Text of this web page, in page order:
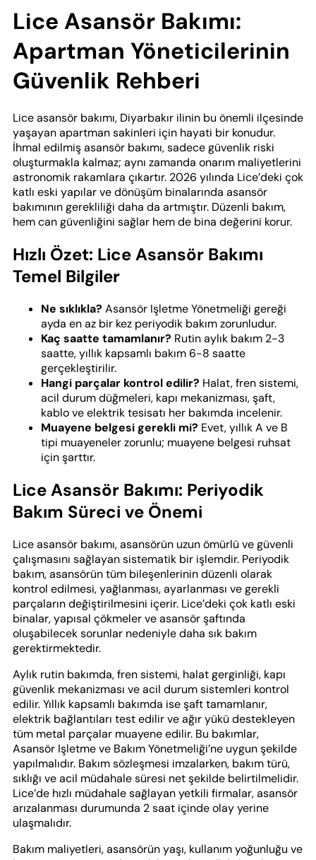
Lice Asansör Bakımı:
Apartman Yöneticilerinin
Güvenlik Rehberi
Lice asansör bakımı, Diyarbakır ilinin bu önemli ilçesinde
yaşayan apartman sakinleri için hayati bir konudur.
İhmal edilmiş asansör bakımı, sadece güvenlik riski
oluşturmakla kalmaz; aynı zamanda onarım maliyetlerini
astronomik rakamlara çıkartır. 2026 yılında Lice’deki çok
katlı eski yapılar ve dönüşüm binalarında asansör
bakımının gerekliliği daha da artmıştır. Düzenli bakım,
hem can güvenliğini sağlar hem de bina değerini korur.
Hızlı Özet: Lice Asansör Bakımı
Temel Bilgiler
Ne sıklıkla? Asansör Işletme Yönetmeliği gereği
ayda en az bir kez periyodik bakım zorunludur.
Kaç saatte tamamlanır? Rutin aylık bakım 2-3
saatte, yıllık kapsamlı bakım 6-8 saatte
gerçekleştirilir.
Hangi parçalar kontrol edilir? Halat, fren sistemi,
acil durum düğmeleri, kapı mekanizması, şaft,
kablo ve elektrik tesisatı her bakımda incelenir.
Muayene belgesi gerekli mi? Evet, yıllık A ve B
tipi muayeneler zorunlu; muayene belgesi ruhsat
için şarttır.
Lice Asansör Bakımı: Periyodik
Bakım Süreci ve Önemi
Lice asansör bakımı, asansörün uzun ömürlü ve güvenli
çalışmasını sağlayan sistematik bir işlemdir. Periyodik
bakım, asansörün tüm bileşenlerinin düzenli olarak
kontrol edilmesi, yağlanması, ayarlanması ve gerekli
parçaların değiştirilmesini içerir. Lice’deki çok katlı eski
binalar, yapısal çökmeler ve asansör şaftında
oluşabilecek sorunlar nedeniyle daha sık bakım
gerektirmektedir.
Aylık rutin bakımda, fren sistemi, halat gerginliği, kapı
güvenlik mekanizması ve acil durum sistemleri kontrol
edilir. Yıllık kapsamlı bakımda ise şaft tamamlanır,
elektrik bağlantıları test edilir ve ağır yükü destekleyen
tüm metal parçalar muayene edilir. Bu bakımlar,
Asansör Işletme ve Bakım Yönetmeliği’ne uygun şekilde
yapılmalıdır. Bakım sözleşmesi imzalarken, bakım türü,
sıklığı ve acil müdahale süresi net şekilde belirtilmelidir.
Lice’de hızlı müdahale sağlayan yetkili firmalar, asansör
arızalanması durumunda 2 saat içinde olay yerine
ulaşmalıdır.
Bakım maliyetleri, asansörün yaşı, kullanım yoğunluğu ve